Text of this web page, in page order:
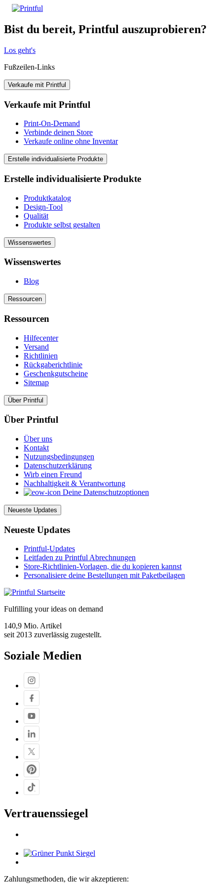
Bist du bereit, Printful auszuprobieren?
Los geht's
Fußzeilen-Links
Verkaufe mit Printful
Verkaufe mit Printful
Print-On-Demand
Verbinde deinen Store
Verkaufe online ohne Inventar
Erstelle individualisierte Produkte
Erstelle individualisierte Produkte
Produktkatalog
Design-Tool
Qualität
Produkte selbst gestalten
Wissenswertes
Wissenswertes
Blog
Ressourcen
Ressourcen
Hilfecenter
Versand
Richtlinien
Rückgaberichtlinie
Geschenkgutscheine
Sitemap
Über Printful
Über Printful
Über uns
Kontakt
Nutzungsbedingungen
Datenschutzerklärung
Wirb einen Freund
Nachhaltigkeit & Verantwortung
Deine Datenschutzoptionen
Neueste Updates
Neueste Updates
Printful-Updates
Leitfaden zu Printful Abrechnungen
Store-Richtlinien-Vorlagen, die du kopieren kannst
Personalisiere deine Bestellungen mit Paketbeilagen
Fulfilling your ideas on demand
140,9 Mio. Artikel
seit 2013 zuverlässig zugestellt.
Soziale Medien
Vertrauenssiegel
Zahlungsmethoden, die wir akzeptieren: